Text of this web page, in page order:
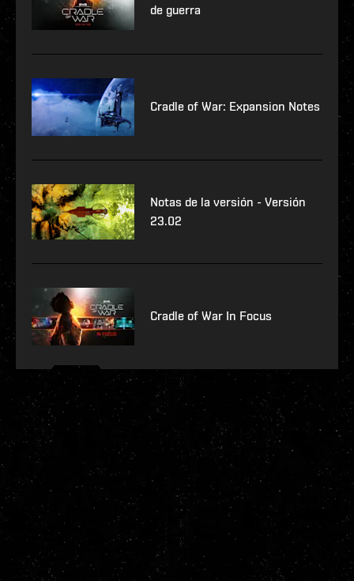
de guerra
Cradle of War: Expansion Notes
Notas de la versión - Versión
23.02
Cradle of War In Focus